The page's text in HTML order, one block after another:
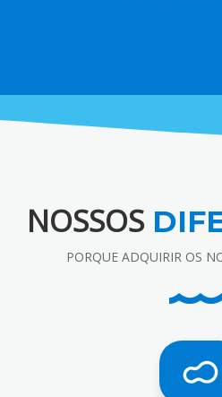
NOSSOS
PORQUE ADQUIRIR OS